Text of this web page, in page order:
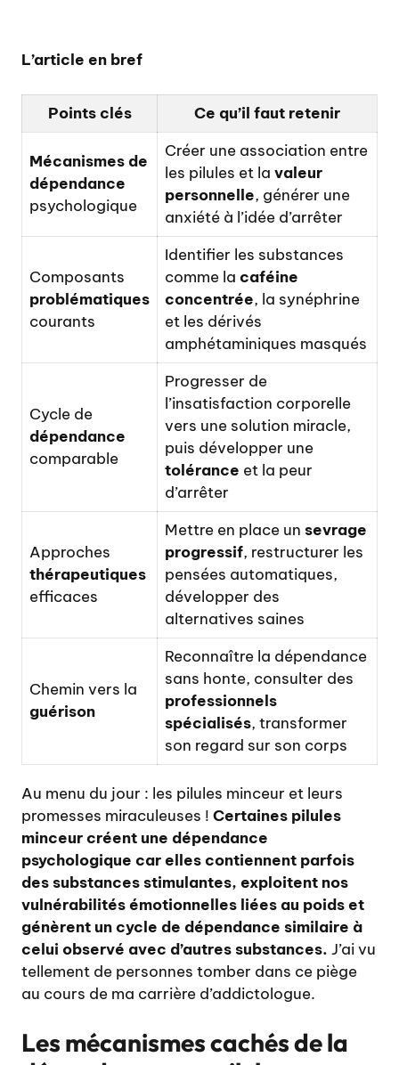
L’article en bref
Points clés Ce qu’il faut retenir
Mécanismes de
dépendance
psychologique
Créer une association entre
les pilules et la valeur
personnelle, générer une
anxiété à l’idée d’arrêter
Composants
problématiques
courants
Identifier les substances
comme la caféine
concentrée, la synéphrine
et les dérivés
amphétaminiques masqués
Cycle de
dépendance
comparable
Progresser de
l’insatisfaction corporelle
vers une solution miracle,
puis développer une
tolérance et la peur
d’arrêter
Approches
thérapeutiques
efficaces
Mettre en place un sevrage
progressif, restructurer les
pensées automatiques,
développer des
alternatives saines
Chemin vers la
guérison
Reconnaître la dépendance
sans honte, consulter des
professionnels
spécialisés, transformer
son regard sur son corps
Au menu du jour : les pilules minceur et leurs
promesses miraculeuses ! Certaines pilules
minceur créent une dépendance
psychologique car elles contiennent parfois
des substances stimulantes, exploitent nos
vulnérabilités émotionnelles liées au poids et
génèrent un cycle de dépendance similaire à
celui observé avec d’autres substances. J’ai vu
tellement de personnes tomber dans ce piège
au cours de ma carrière d’addictologue.
Les mécanismes cachés de la